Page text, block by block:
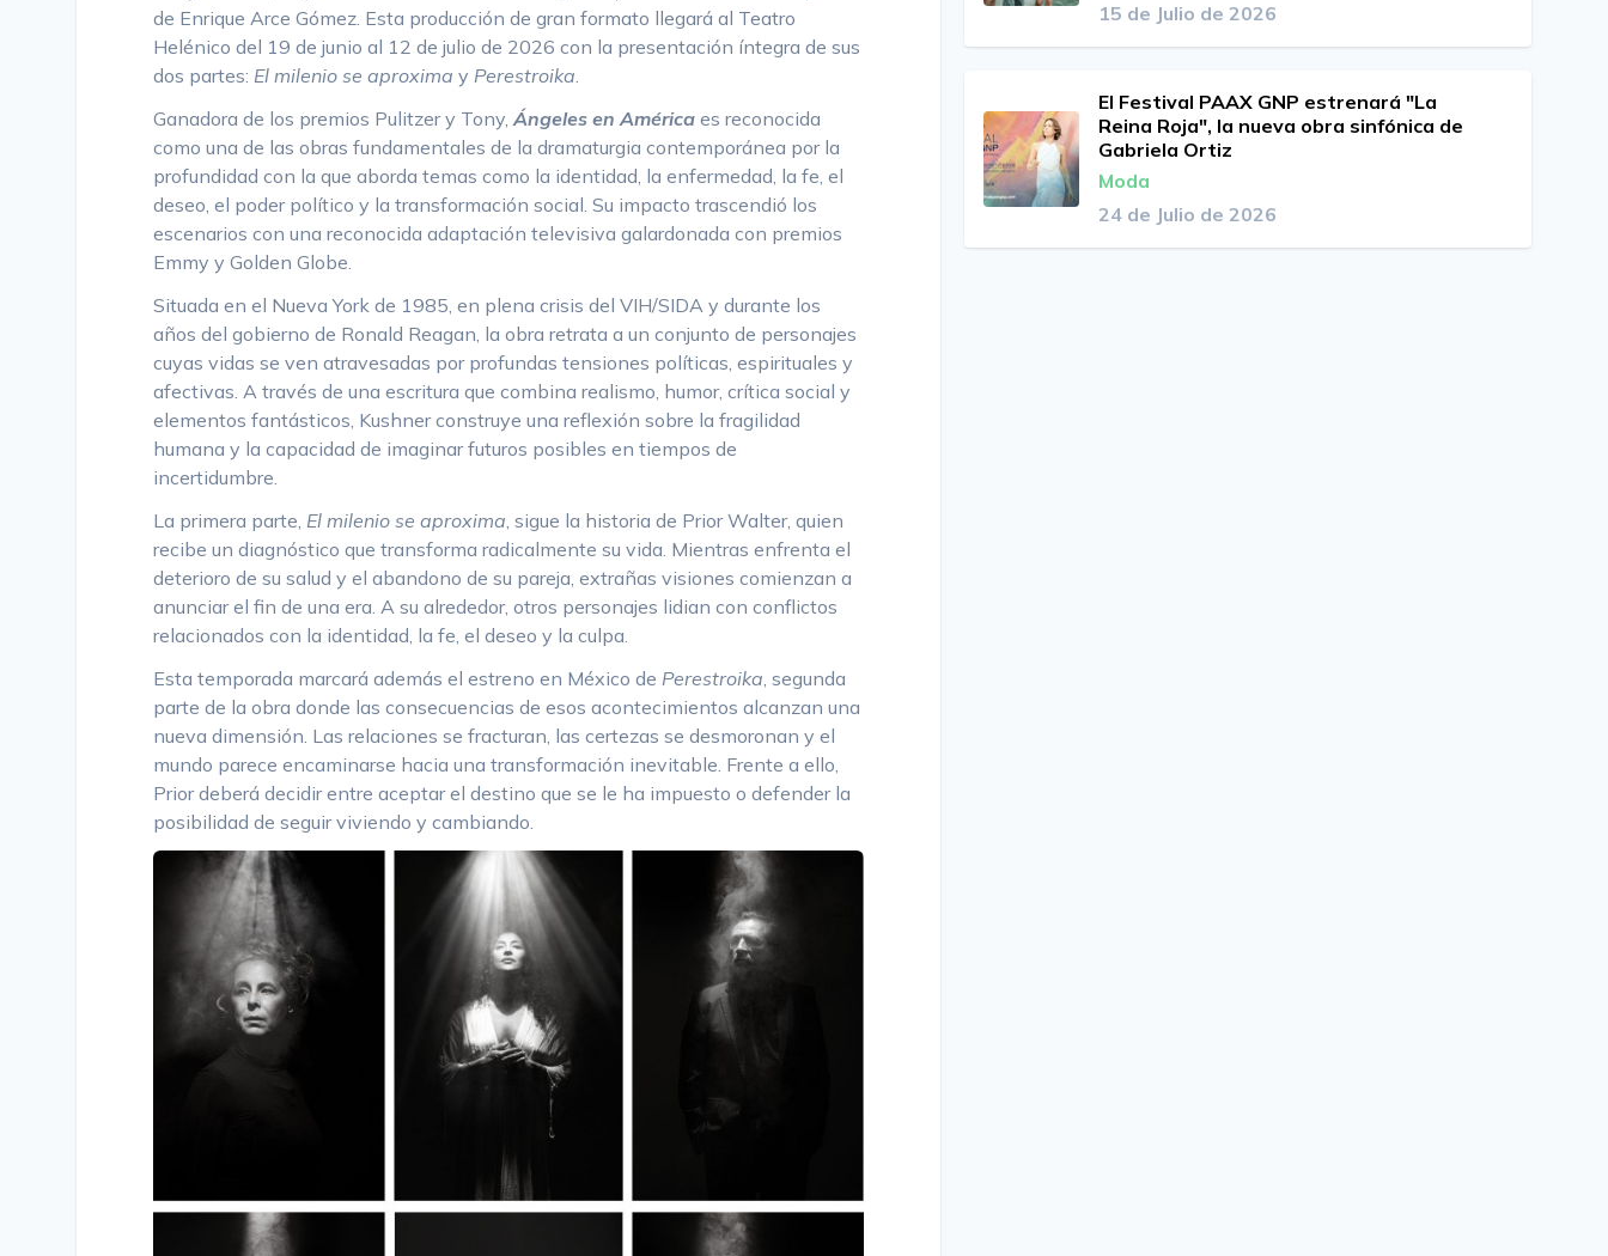
de Enrique Arce Gómez. Esta producción de gran formato llegará al Teatro
Helénico del 19 de junio al 12 de julio de 2026 con la presentación íntegra de sus
dos partes: El milenio se aproxima y Perestroika.
Ganadora de los premios Pulitzer y Tony,Ángeles en América es reconocida
como una de las obras fundamentales de la dramaturgia contemporánea por la
profundidad con la que aborda temas como la identidad, la enfermedad, la fe, el
deseo, el poder político y la transformación social. Su impacto trascendió los
escenarios con una reconocida adaptación televisiva galardonada con premios
Emmy y Golden Globe.
Situada en el Nueva York de 1985, en plena crisis del VIH/SIDA y durante los
años del gobierno de Ronald Reagan, la obra retrata a un conjunto de personajes
cuyas vidas se ven atravesadas por profundas tensiones políticas, espirituales y
afectivas. A través de una escritura que combina realismo, humor, crítica social y
elementos fantásticos, Kushner construye una reflexión sobre la fragilidad
humana y la capacidad de imaginar futuros posibles en tiempos de
incertidumbre.
La primera parte, El milenio se aproxima, sigue la historia de Prior Walter, quien
recibe un diagnóstico que transforma radicalmente su vida. Mientras enfrenta el
deterioro de su salud y el abandono de su pareja, extrañas visiones comienzan a
anunciar el fin de una era. A su alrededor, otros personajes lidian con conflictos
relacionados con la identidad, la fe, el deseo y la culpa.
Esta temporada marcará además el estreno en México de Perestroika, segunda
parte de la obra donde las consecuencias de esos acontecimientos alcanzan una
nueva dimensión. Las relaciones se fracturan, las certezas se desmoronan y el
mundo parece encaminarse hacia una transformación inevitable. Frente a ello,
Prior deberá decidir entre aceptar el destino que se le ha impuesto o defender la
posibilidad de seguir viviendo y cambiando.
15 de Julio de 2026
El Festival PAAX GNP estrenará "La
Reina Roja", la nueva obra sinfónica de
Gabriela Ortiz
Moda
24 de Julio de 2026